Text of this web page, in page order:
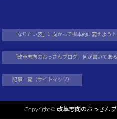
「なりたい姿」に向かって根本的に変えよう
「改革志向のおっさんブログ」何が書いてあ
記事一覧（サイトマップ）
Copyright© 改革志向のおっさん